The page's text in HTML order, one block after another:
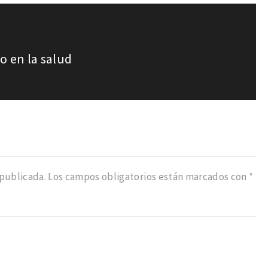
en la salud
Los campos obligatorios están marcados con *